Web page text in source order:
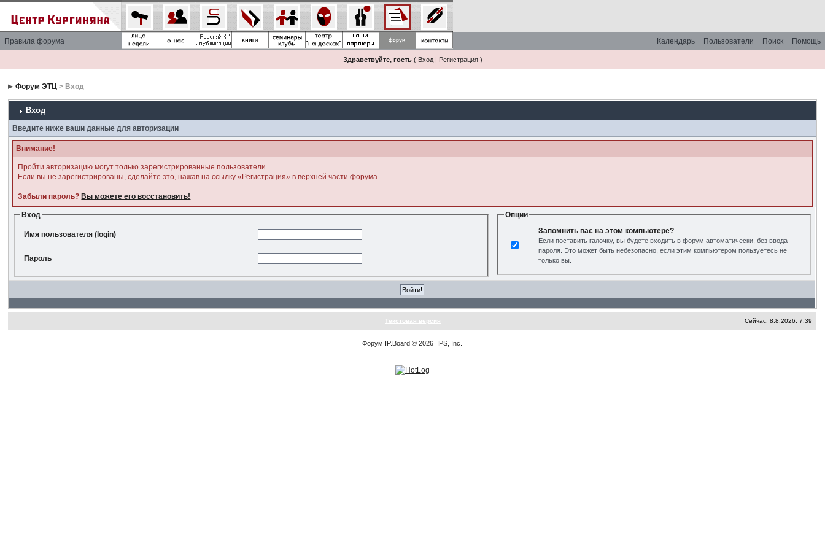
Правила форума Помощь
Поиск
Пользователи
Календарь
Здравствуйте, гость( Вход| Регистрация)
Форум ЭТЦ > Вход
Вход
Введите ниже ваши данные для авторизации
Внимание!
Пройти авторизацию могут только зарегистрированные пользователи.
Если вы не зарегистрированы, сделайте это, нажав на ссылку «Регистрация» в верхней части форума.
Забыли пароль? Вы можете его восстановить!
Вход
Имя пользователя (login)
Пароль
Опции
Запомнить вас на этом компьютере?
Если поставить галочку, вы будете входить в форум автоматически, без ввода
пароля. Это может быть небезопасно, если этим компьютером пользуетесь не
только вы.
Текстовая версия Сейчас: 8.8.2026, 7:39
Форум IP.Board © 2026 IPS, Inc